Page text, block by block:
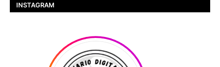
INSTAGRAM